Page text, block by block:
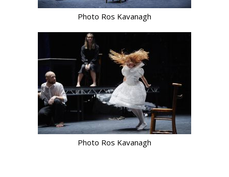
Photo Ros Kavanagh
Photo Ros Kavanagh